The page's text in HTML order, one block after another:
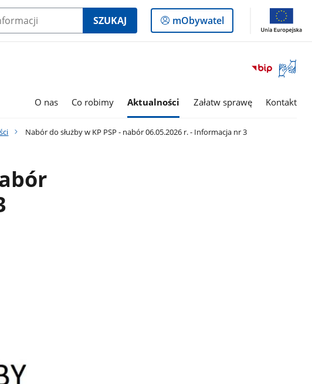
SZUKAJ
Logowanie
do
mObywatel
Otwórz
okno
O nas Co robimy Aktualności Załatw sprawę Kontakt
Nabór do służby w KP PSP - nabór 06.05.2026 r. - Informacja nr 3